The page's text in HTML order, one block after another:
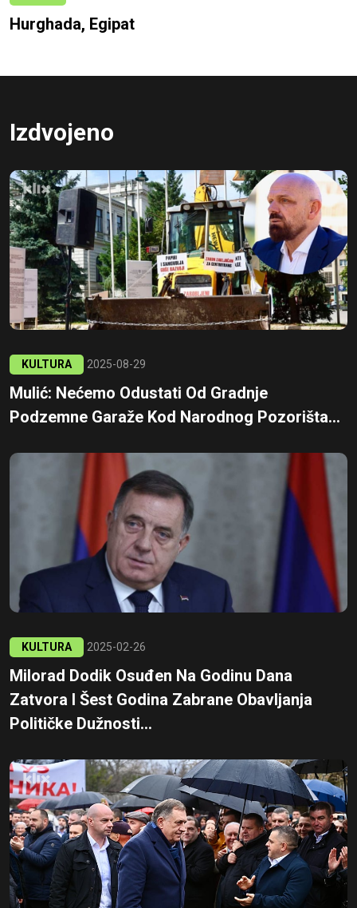
Hurghada, Egipat
Izdvojeno
KULTURA 2025-08-29
Mulić: Nećemo Odustati Od Gradnje
Podzemne Garaže Kod Narodnog Pozorišta...
KULTURA 2025-02-26
Milorad Dodik Osuđen Na Godinu Dana
Zatvora I Šest Godina Zabrane Obavljanja
Političke Dužnosti...